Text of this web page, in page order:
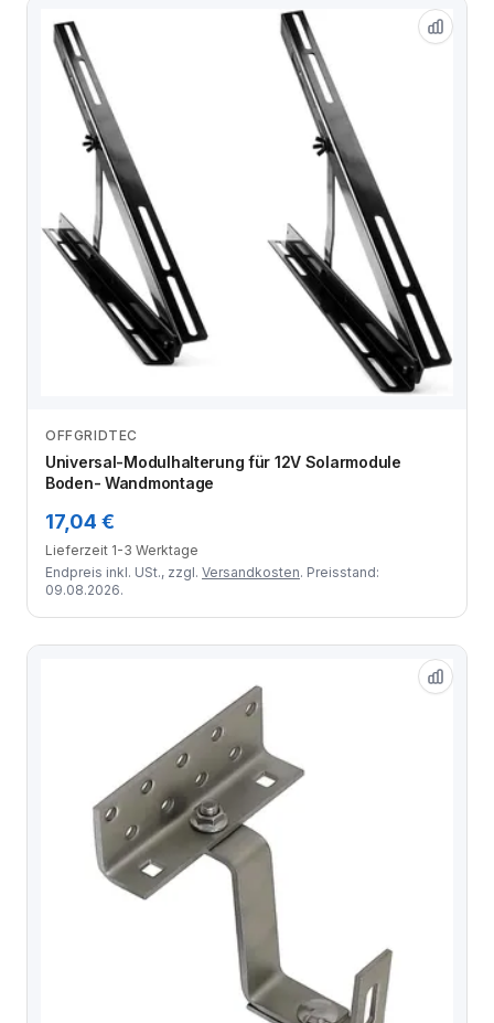
OFFGRIDTEC
Universal-Modulhalterung für 12V Solarmodule
Boden- Wandmontage
17,04 €
Lieferzeit 1-3 Werktage
Endpreis inkl. USt., zzgl. Versandkosten. Preisstand:
09.08.2026.